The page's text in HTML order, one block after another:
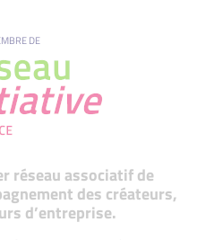
DE
réseau associatif de
des créateurs,
d’entreprise.